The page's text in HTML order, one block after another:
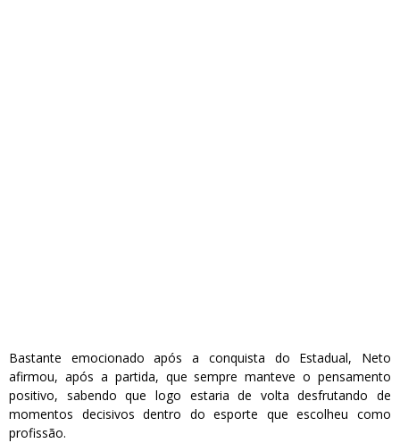
Bastante emocionado após a conquista do Estadual, Neto
afirmou, após a partida, que sempre manteve o pensamento
positivo, sabendo que logo estaria de volta desfrutando de
momentos decisivos dentro do esporte que escolheu como
profissão.